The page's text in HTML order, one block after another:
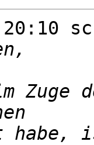
20:10
habe,